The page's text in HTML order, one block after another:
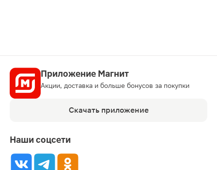
Приложение Магнит
Акции, доставка и больше бонусов за покупки
Скачать приложение
Наши соцсети